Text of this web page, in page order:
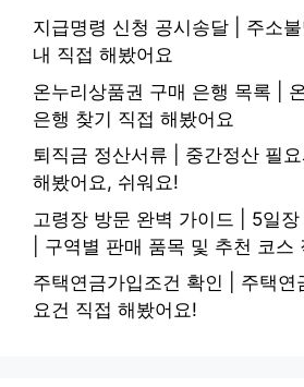
지급명령 신청 공시송달 | 주소
내 직접 해봤어요
온누리상품권 구매 은행 목록 |
은행 찾기 직접 해봤어요
퇴직금 정산서류 | 중간정산 필
해봤어요, 쉬워요!
고령장 방문 완벽 가이드 | 5일
| 구역별 판매 품목 및 추천 코스
주택연금가입조건 확인 | 주택연
요건 직접 해봤어요!